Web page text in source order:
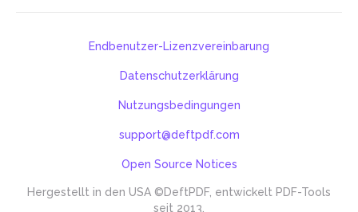
Hergestellt in den USA ©DeftPDF, entwickelt PDF-Tools
seit 2013.
Endbenutzer-Lizenzvereinbarung
Datenschutzerklärung
Nutzungsbedingungen
support@deftpdf.com
Open Source Notices